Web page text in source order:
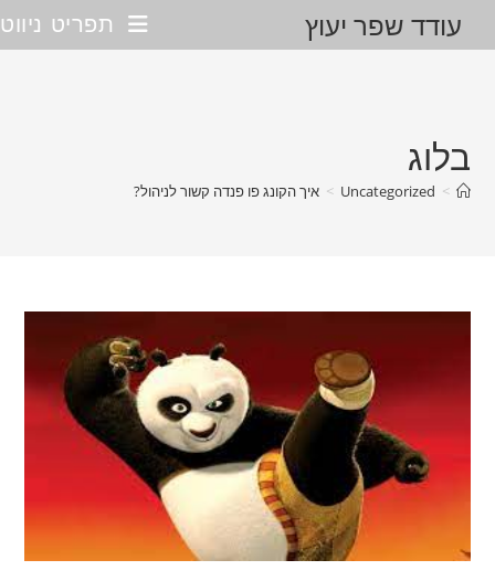
עודד שפר יעוץ תפריט ניווט
בלוג
>
Uncategorized
> איך הקונג פו פנדה קשור לניהול?